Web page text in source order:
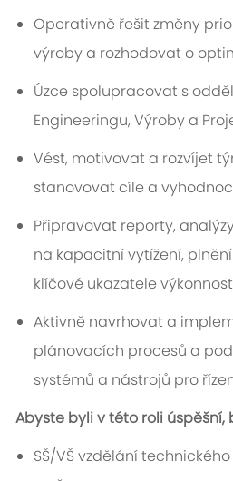
Operativně řešit změny
výroby a rozhodovat o
Úzce spolupracovat s
Engineeringu, Výroby a
Vést, motivovat a rozvíjet
stanovovat cíle a
Připravovat reporty,
na kapacitní vytížení,
klíčové ukazatele
Aktivně navrhovat a
plánovacích procesů a
systémů a nástrojů pro
Abyste byli v této roli
SŠ/VŠ vzdělání